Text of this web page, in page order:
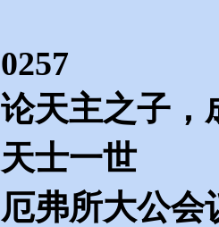
0257
论天主之子，
天士一世
厄弗所大公会